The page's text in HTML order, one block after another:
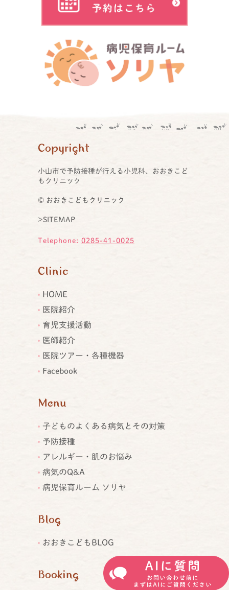
Copyright
小山市で予防接種が行える小児科、おおきこど
もクリニック
© おおきこどもクリニック
>SITEMAP
Telephone: 0285-41-0025
Clinic
HOME
医院紹介
育児支援活動
医師紹介
医院ツアー・各種機器
Facebook
Menu
子どものよくある病気とその対策
予防接種
アレルギー・肌のお悩み
病気のQ&A
病児保育ルーム ソリヤ
Blog
おおきこどもBLOG
Booking